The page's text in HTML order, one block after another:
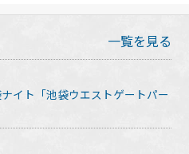
一覧を見る
イト「池袋ウエストゲートパー